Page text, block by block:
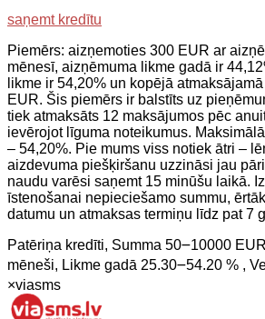
saņemt kredītu
Piemērs: aizņemoties 300 EUR ar
mēnesī, aizņēmuma likme gadā ir
likme ir 54,20% un kopējā
EUR. Šis piemērs ir balstīts uz
tiek atmaksāts 12 maksājumos pēc
ievērojot līguma noteikumus.
– 54,20%. Pie mums viss notiek ātri –
aizdevuma piešķiršanu uzzināsi jau
naudu varēsi saņemt 15 minūšu laikā.
īstenošanai nepieciešamo summu,
datumu un atmaksas termiņu līdz pat 7
Patēriņa kredīti, Summa 50౼10000
mēneši, Likme gadā 25.30౼54.20 % ,
×viasms